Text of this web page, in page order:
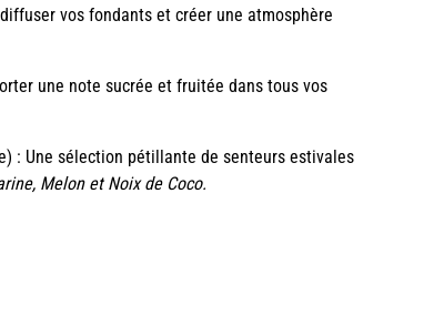
vos fondants et créer une atmosphère
une note sucrée et fruitée dans tous vos
: Une sélection pétillante de senteurs estivales
Melon et Noix de Coco.